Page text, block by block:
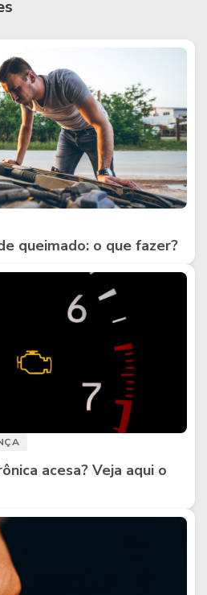
queimado: o que fazer?
acesa? Veja aqui o